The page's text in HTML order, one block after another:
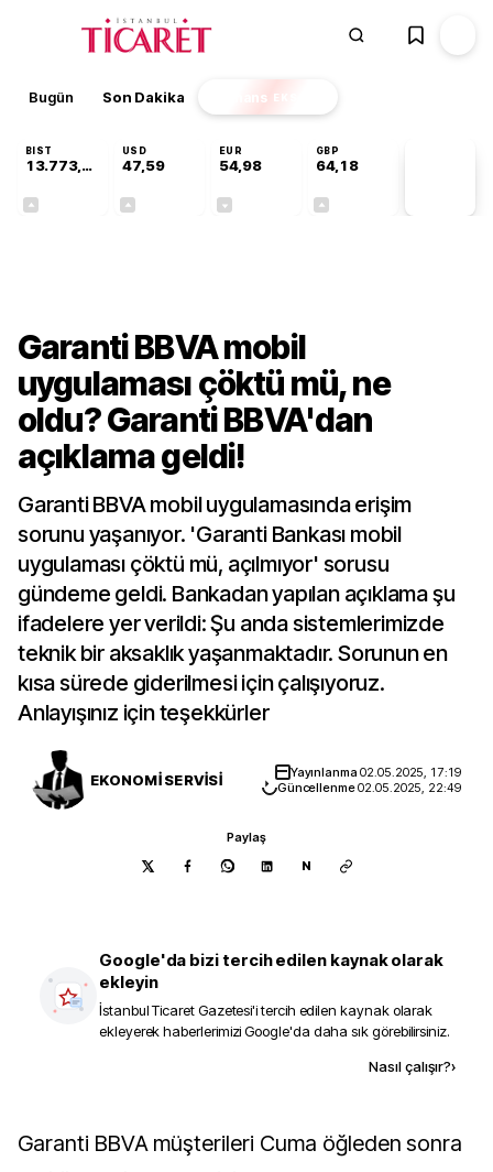
Bugün Son Dakika Finans EKSTRA
BIST
13.773,24
USD
47,59
EUR
54,98
GBP
64,18
Garanti BBVA mobil
uygulaması çöktü mü, ne
oldu? Garanti BBVA'dan
açıklama geldi!
Garanti BBVA mobil uygulamasında erişim
sorunu yaşanıyor. 'Garanti Bankası mobil
uygulaması çöktü mü, açılmıyor' sorusu
gündeme geldi. Bankadan yapılan açıklama şu
ifadelere yer verildi: Şu anda sistemlerimizde
teknik bir aksaklık yaşanmaktadır. Sorunun en
kısa sürede giderilmesi için çalışıyoruz.
Anlayışınız için teşekkürler
EKONOMİ SERVİSİ Yayınlanma02.05.2025, 17:19
Güncellenme02.05.2025, 22:49
Paylaş
N
Google'da bizi tercih edilen kaynak olarak
ekleyin
İstanbul Ticaret Gazetesi'i tercih edilen kaynak olarak
ekleyerek haberlerimizi Google'da daha sık görebilirsiniz.
Nasıl çalışır?›
Garanti BBVA müşterileri Cuma öğleden sonra